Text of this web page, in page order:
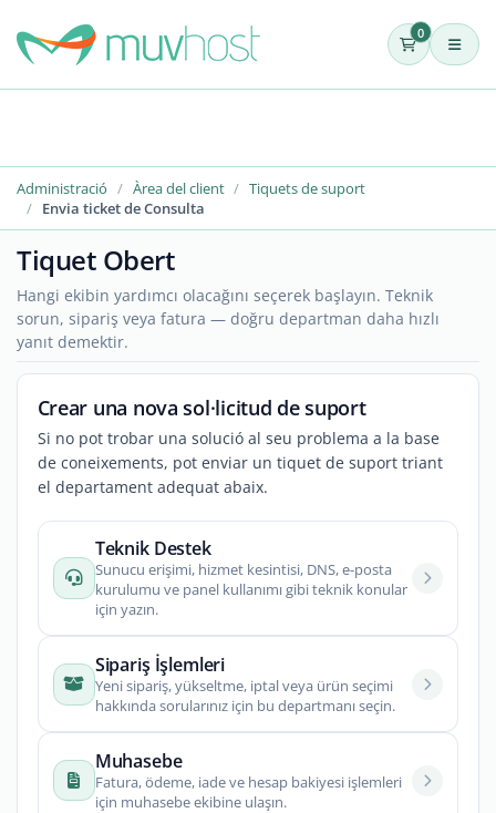
0
Administració Àrea del client
Tiquets de suport
Envia ticket de Consulta
Tiquet Obert
Hangi ekibin yardımcı olacağını seçerek başlayın. Teknik
sorun, sipariş veya fatura — doğru departman daha hızlı
yanıt demektir.
Crear una nova sol·licitud de suport
Si no pot trobar una solució al seu problema a la base
de coneixements, pot enviar un tiquet de suport triant
el departament adequat abaix.
Teknik Destek
Sunucu erişimi, hizmet kesintisi, DNS, e-posta
kurulumu ve panel kullanımı gibi teknik konular
için yazın.
Sipariş İşlemleri
Yeni sipariş, yükseltme, iptal veya ürün seçimi
hakkında sorularınız için bu departmanı seçin.
Muhasebe
Fatura, ödeme, iade ve hesap bakiyesi işlemleri
için muhasebe ekibine ulaşın.